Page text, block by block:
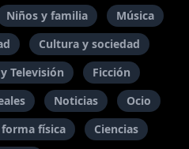
Niños y familia
Música
Cultura y sociedad
Televisión
Ficción
Noticias
Ocio
física
Ciencias